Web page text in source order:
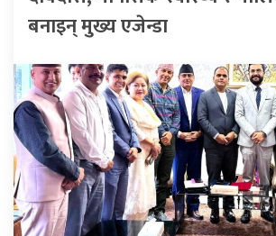
बनाइन् मुख्य एजेन्डा